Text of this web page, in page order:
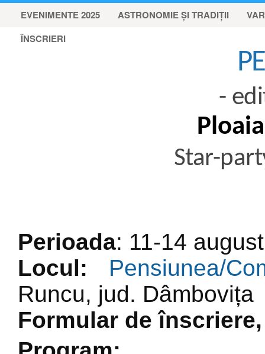
EVENIMENTE 2025 ASTRONOMIE ȘI TRADIȚII
ÎNSCRIERI
-
Star-
Perioada: 11-14
Locul:
Pensiunea/
Runcu, jud. Dâmbovița
Formular de